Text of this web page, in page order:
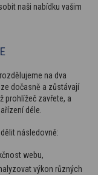
naši nabídku vašim
na dva
dočasně a zůstávají
prohlížeč zavřete, a
déle.
následovně:
webu,
výkon různých